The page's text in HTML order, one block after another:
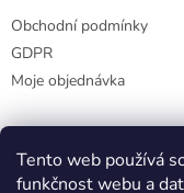
Tento web používá
funkčnost webu a
Obchodní podmínky
GDPR
Moje objednávka
Přijímáme online